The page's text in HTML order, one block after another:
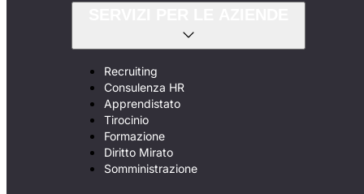
Recruiting
Consulenza HR
Apprendistato
Tirocinio
Formazione
Diritto Mirato
Somministrazione